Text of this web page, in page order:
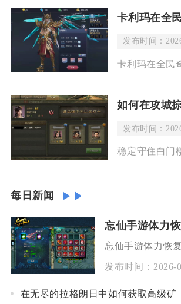
发布时间：
发布时间：
每日新闻
发布时间： 2026-
在无尽的拉格朗日中如何获取高级矿